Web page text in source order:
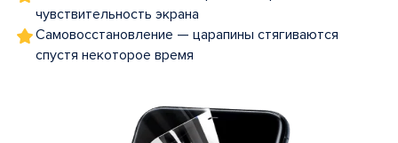
чувствительность экрана
Самовосстановление — царапины стягиваются
спустя некоторое время